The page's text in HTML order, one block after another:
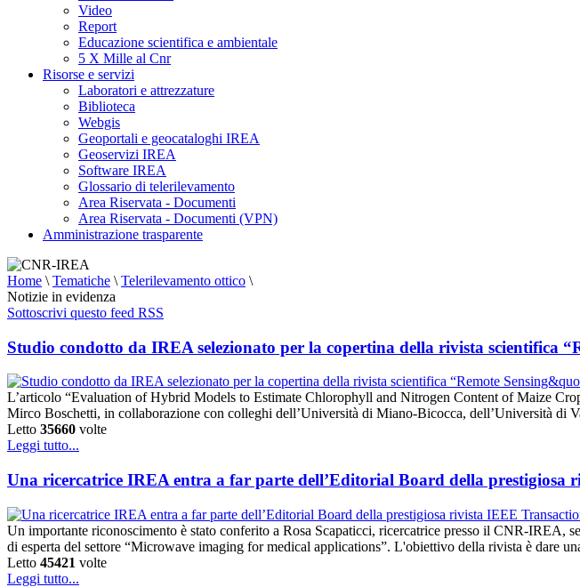
Video
Report
Educazione scientifica e ambientale
5 X Mille al Cnr
Risorse e servizi
Laboratori e attrezzature
Biblioteca
Webgis
Geoportali e geocataloghi IREA
Geoservizi IREA
Software IREA
Glossario di telerilevamento
Area Riservata - Documenti
Area Riservata - Documenti (VPN)
Amministrazione trasparente
Home \ Tematiche \ Telerilevamento ottico \
Notizie in evidenza
Sottoscrivi questo feed RSS
Studio condotto da IREA selezionato per la copertina della rivista scientifica
L’articolo “Evaluation of Hybrid Models to Estimate Chlorophyll and Nitrogen Content of Maize
Mirco Boschetti, in collaborazione con colleghi dell’Università di Miano-Bicocca, dell’Università di
Letto 35660 volte
Leggi tutto...
Una ricercatrice IREA entra a far parte dell’Editorial Board della prestigiosa
Un importante riconoscimento è stato conferito a Rosa Scapaticci, ricercatrice presso il CNR-
di esperta del settore “Microwave imaging for medical applications”. L'obiettivo della rivista è dare
Letto 45421 volte
Leggi tutto...